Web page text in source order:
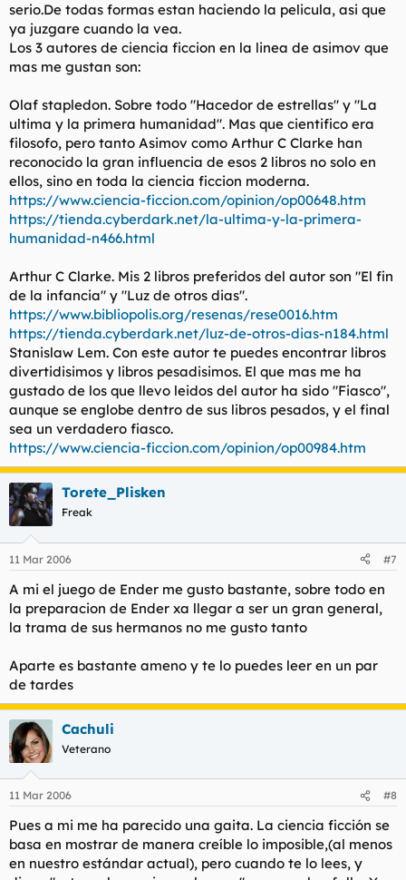
serio.De todas formas estan haciendo la pelicula, asi que
ya juzgare cuando la vea.
Los 3 autores de ciencia ficcion en la linea de asimov que
mas me gustan son:
Olaf stapledon. Sobre todo "Hacedor de estrellas" y "La
ultima y la primera humanidad". Mas que cientifico era
filosofo, pero tanto Asimov como Arthur C Clarke han
reconocido la gran influencia de esos 2 libros no solo en
ellos, sino en toda la ciencia ficcion moderna.
https://www.ciencia-ficcion.com/opinion/op00648.htm
https://tienda.cyberdark.net/la-ultima-y-la-primera-
humanidad-n466.html
Arthur C Clarke. Mis 2 libros preferidos del autor son "El fin
de la infancia" y "Luz de otros dias".
https://www.bibliopolis.org/resenas/rese0016.htm
https://tienda.cyberdark.net/luz-de-otros-dias-n184.html
Stanislaw Lem. Con este autor te puedes encontrar libros
divertidisimos y libros pesadisimos. El que mas me ha
gustado de los que llevo leidos del autor ha sido "Fiasco",
aunque se englobe dentro de sus libros pesados, y el final
sea un verdadero fiasco.
https://www.ciencia-ficcion.com/opinion/op00984.htm
Torete_Plisken
Freak
11 Mar 2006 #7
A mi el juego de Ender me gusto bastante, sobre todo en
la preparacion de Ender xa llegar a ser un gran general,
la trama de sus hermanos no me gusto tanto
Aparte es bastante ameno y te lo puedes leer en un par
de tardes
Cachuli
Veterano
11 Mar 2006 #8
Pues a mi me ha parecido una gaita. La ciencia ficción se
basa en mostrar de manera creíble lo imposible,(al menos
en nuestro estándar actual), pero cuando te lo lees, y